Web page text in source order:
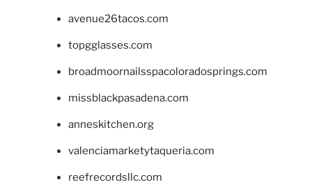
avenue26tacos.com
topgglasses.com
broadmoornailsspacoloradosprings.com
missblackpasadena.com
anneskitchen.org
valenciamarketytaqueria.com
reefrecordsllc.com